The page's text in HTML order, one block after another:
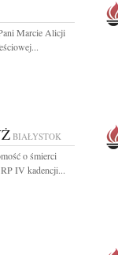
Marcie Alicji
BIAŁYSTOK
o śmierci
RP IV kadencji...